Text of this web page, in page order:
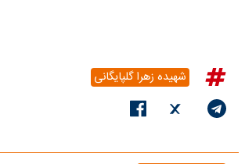
شهیده زهرا گلپایگانی